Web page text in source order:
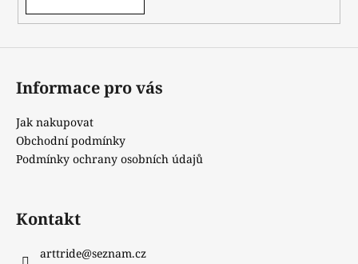
Informace pro vás
Jak nakupovat
Obchodní podmínky
Podmínky ochrany osobních údajů
Kontakt
arttride@seznam.cz